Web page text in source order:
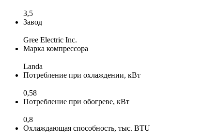
3,5
Завод
Gree Electric Inc.
Марка компрессора
Landa
Потребление при охлаждении, кВт
0,58
Потребление при обогреве, кВт
0,8
Охлаждающая способность, тыс. BTU